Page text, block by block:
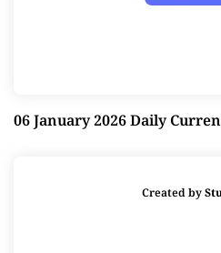
06 January 2026 Daily
Created by